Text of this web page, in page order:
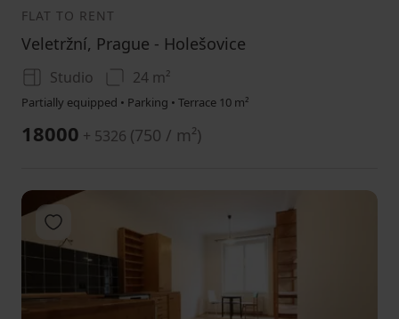
FLAT TO RENT
Veletržní, Prague - Holešovice
Studio 24 m²
Partially equipped • Parking • Terrace 10 m²
18000 + 5326 (750 / m²)
Add to favorites